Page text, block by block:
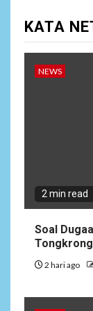
2
KATA
NEWS
2 min read
Soal
2 hari ago